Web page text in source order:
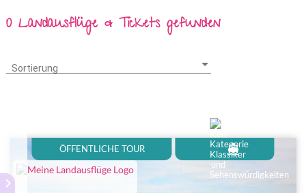
0 Landausflüge & Tickets gefunden
Sortierung
Sortierung
keyboard_arrow_right
ÖFFENTLICHE TOUR directions_boat